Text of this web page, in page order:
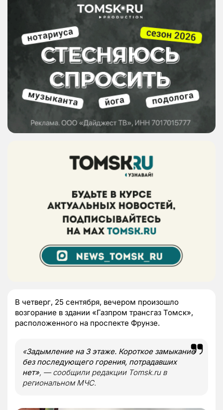
В четверг, 25 сентября, вечером произошло
возгорание в здании «Газпром трансгаз Томск»,
расположенного на проспекте Фрунзе.
«Задымление на 3 этаже. Короткое замыкание
без последующего горения, потрадавших
нет», — сообщили редакции Tomsk.ru в
региональном МЧС.